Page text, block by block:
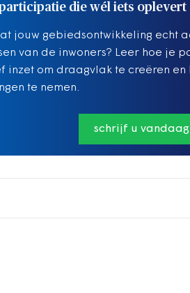
die wél iets oplevert
jouw gebiedsontwikkeling echt
van de inwoners? Leer hoe je
inzet om draagvlak te creëren en
te nemen.
schrijf u vandaag